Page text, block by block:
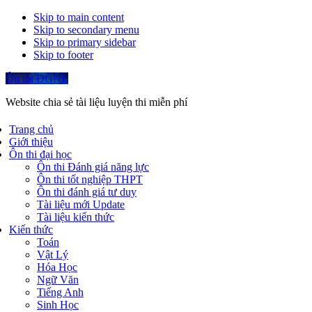
Skip to main content
Skip to secondary menu
Skip to primary sidebar
Skip to footer
Ôn thi ĐGNL
Website chia sẻ tài liệu luyện thi miễn phí
Trang chủ
Giới thiệu
Ôn thi đại học
Ôn thi Đánh giá năng lực
Ôn thi tốt nghiệp THPT
Ôn thi đánh giá tư duy
Tài liệu mới Update
Tài liệu kiến thức
Kiến thức
Toán
Vật Lý
Hóa Học
Ngữ Văn
Tiếng Anh
Sinh Học